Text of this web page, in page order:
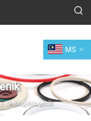
MS
O-Ring Kriogenik